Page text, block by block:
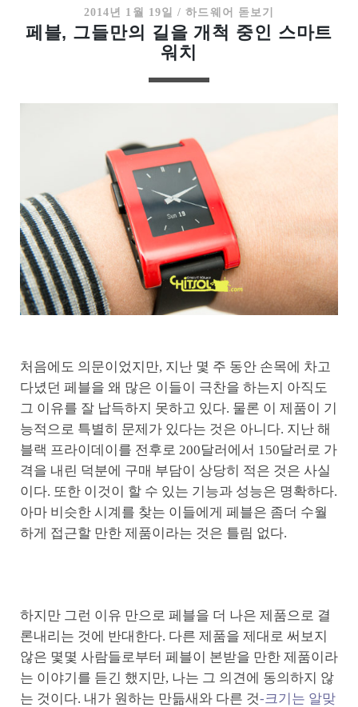
2014년 1월 19일 /하드웨어 돋보기
페블, 그들만의 길을 개척 중인 스마트
워치
처음에도 의문이었지만, 지난 몇 주 동안 손목에 차고
다녔던 페블을 왜 많은 이들이 극찬을 하는지 아직도
그 이유를 잘 납득하지 못하고 있다. 물론 이 제품이 기
능적으로 특별히 문제가 있다는 것은 아니다. 지난 해
블랙 프라이데이를 전후로 200달러에서 150달러로 가
격을 내린 덕분에 구매 부담이 상당히 적은 것은 사실
이다. 또한 이것이 할 수 있는 기능과 성능은 명확하다.
아마 비슷한 시계를 찾는 이들에게 페블은 좀더 수월
하게 접근할 만한 제품이라는 것은 틀림 없다.
하지만 그런 이유 만으로 페블을 더 나은 제품으로 결
론내리는 것에 반대한다. 다른 제품을 제대로 써보지
않은 몇몇 사람들로부터 페블이 본받을 만한 제품이라
는 이야기를 듣긴 했지만, 나는 그 의견에 동의하지 않
는 것이다. 내가 원하는 만듦새와 다른 것-크기는 알맞